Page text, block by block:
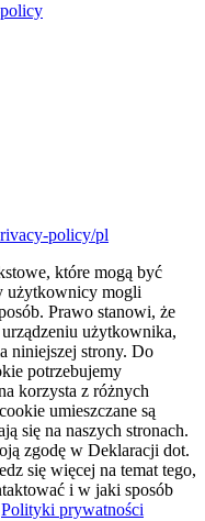
policy/pl
które mogą być
użytkownicy mogli
Prawo stanowi, że
użytkownika,
niniejszej strony. Do
potrzebujemy
korzysta z różnych
umieszczane są
się na naszych stronach.
zgodę w Deklaracji dot.
się więcej na temat tego,
i w jaki sposób
Polityki prywatności